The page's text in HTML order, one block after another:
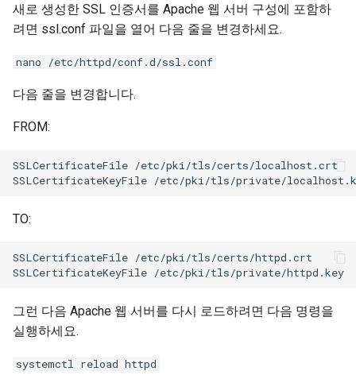
새로 생성한 SSL 인증서를 Apache 웹 서버 구성에 포함하
려면 ssl.conf 파일을 열어 다음 줄을 변경하세요.
nano /etc/httpd/conf.d/ssl.conf
다음 줄을 변경합니다.
FROM:
SSLCertificateFile /etc/pki/tls/certs/localhost.crt
TO:
SSLCertificateFile /etc/pki/tls/certs/httpd.crt
그런 다음 Apache 웹 서버를 다시 로드하려면 다음 명령을
실행하세요.
systemctl reload httpd